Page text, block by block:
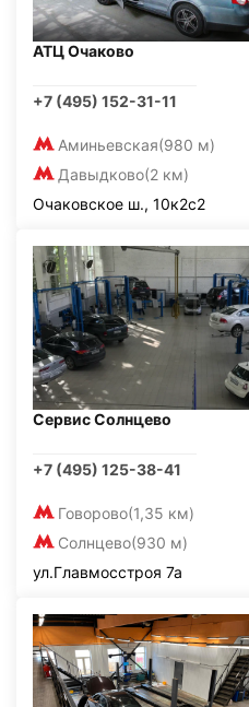
АТЦ Очаково
+7 (495) 152-31-11
Аминьевская(980 м)
Давыдково(2 км)
Очаковское ш., 10к2с2
Сервис Солнцево
+7 (495) 125-38-41
Говорово(1,35 км)
Солнцево(930 м)
ул.Главмосстроя 7а